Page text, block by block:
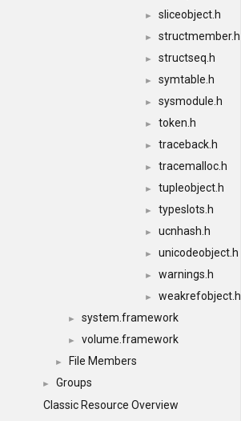
► sliceobject.h
► structmember.h
► structseq.h
► symtable.h
► sysmodule.h
► token.h
► traceback.h
► tracemalloc.h
► tupleobject.h
► typeslots.h
► ucnhash.h
► unicodeobject.h
► warnings.h
► weakrefobject.h
► system.framework
► volume.framework
► File Members
►
Groups
Classic Resource Overview